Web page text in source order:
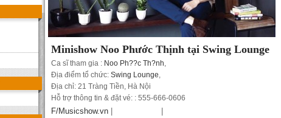
Minishow Noo Phước Thịnh tại Swing Lounge
Ca sĩ tham gia : Noo Ph??c Th?nh,
Địa điểm tổ chức: Swing Lounge,
Địa chỉ: 21 Tràng Tiền, Hà Nội
Hỗ trợ thông tin & đặt vé: : 555-666-0606
F/Musicshow.vn